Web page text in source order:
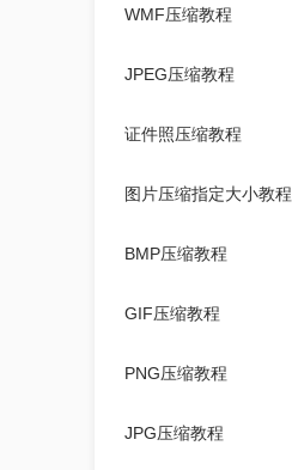
WMF压缩教程
JPEG压缩教程
证件照压缩教程
图片压缩指定大小教程
BMP压缩教程
GIF压缩教程
PNG压缩教程
JPG压缩教程